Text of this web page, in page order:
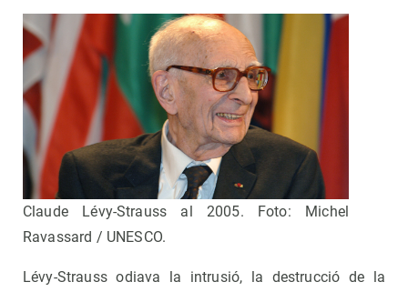
Claude Lévy-Strauss al 2005. Foto: Michel
Ravassard / UNESCO.
Lévy-Strauss odiava la intrusió, la destrucció de la